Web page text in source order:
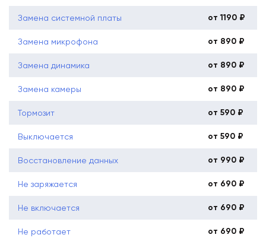
Замена системной платы от 1190 ₽
Замена микрофона от 890 ₽
Замена динамика от 890 ₽
Замена камеры от 890 ₽
Тормозит от 590 ₽
Выключается от 590 ₽
Восстановление данных от 990 ₽
Не заряжается от 690 ₽
Не включается от 690 ₽
Не работает от 690 ₽